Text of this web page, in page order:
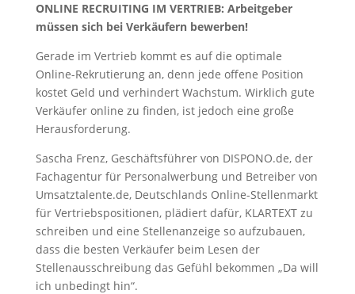
ONLINE RECRUITING IM VERTRIEB: Arbeitgeber
müssen sich bei Verkäufern bewerben!
Gerade im Vertrieb kommt es auf die optimale
Online-Rekrutierung an, denn jede offene Position
kostet Geld und verhindert Wachstum. Wirklich gute
Verkäufer online zu finden, ist jedoch eine große
Herausforderung.
Sascha Frenz, Geschäftsführer von DISPONO.de, der
Fachagentur für Personalwerbung und Betreiber von
Umsatztalente.de, Deutschlands Online-Stellenmarkt
für Vertriebspositionen, plädiert dafür, KLARTEXT zu
schreiben und eine Stellenanzeige so aufzubauen,
dass die besten Verkäufer beim Lesen der
Stellenausschreibung das Gefühl bekommen „Da will
ich unbedingt hin“.